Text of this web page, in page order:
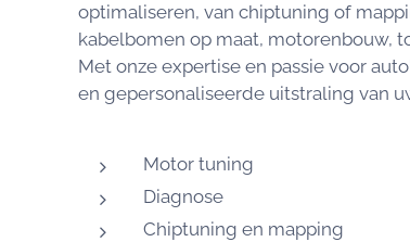
optimaliseren, van chiptuning of
kabelbomen op maat, motorenbouw,
Met onze expertise en passie voor
en gepersonaliseerde uitstraling van
Motor tuning
Diagnose
Chiptuning en mapping